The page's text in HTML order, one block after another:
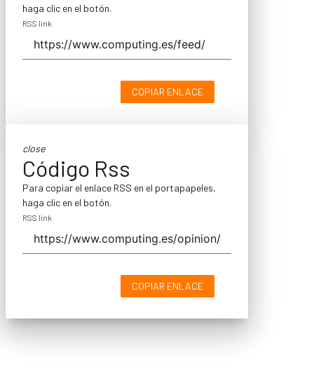
haga clic en el botón.
RSS link
COPIAR ENLACE
close
Código Rss
Para copiar el enlace RSS en el portapapeles,
haga clic en el botón.
RSS link
COPIAR ENLACE